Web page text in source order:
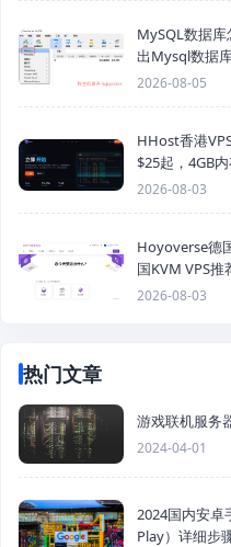
MySQL数据
出Mysql数据
2026-08-05
HHost香港
$25起，4GB
2026-08-03
Hoyoverse德
国KVM VPS推
2026-08-03
热门文章
游戏联机服务
2024-04-01
2024国内安卓
Play）详细步